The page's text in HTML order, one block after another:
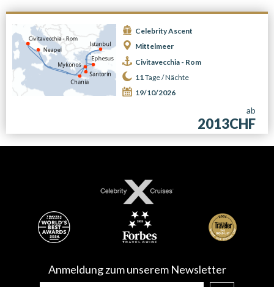
Celebrity Ascent
Mittelmeer
Civitavecchia - Rom
11 Tage /Nächte
19/10/2026
ab
2013CHF
Anmeldung zum unserem Newsletter